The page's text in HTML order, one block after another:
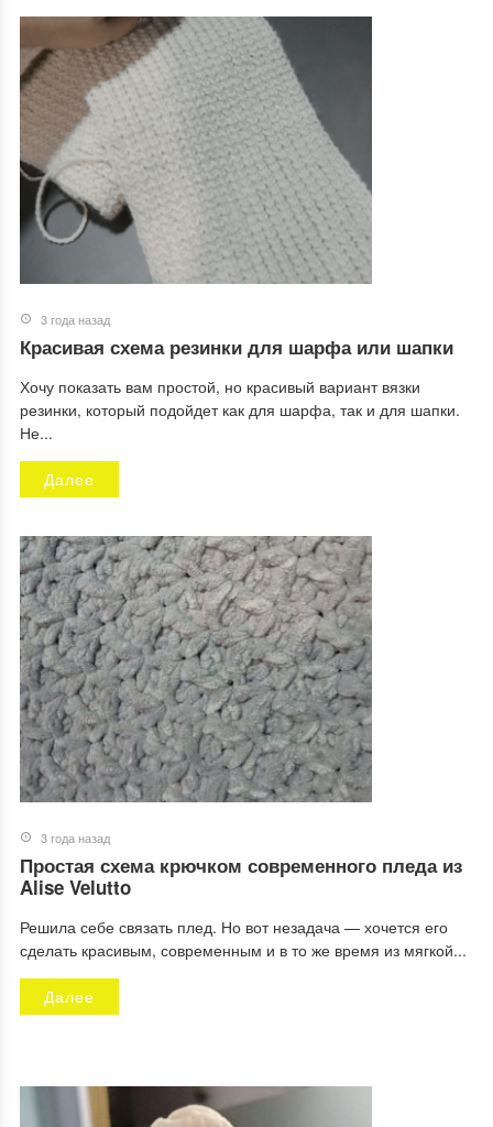
3 года назад
Красивая схема резинки для шарфа или шапки
Хочу показать вам простой, но красивый вариант вязки
резинки, который подойдет как для шарфа, так и для шапки.
Не...
Далее
3 года назад
Простая схема крючком современного пледа из
Alise Velutto
Решила себе связать плед. Но вот незадача — хочется его
сделать красивым, современным и в то же время из мягкой...
Далее